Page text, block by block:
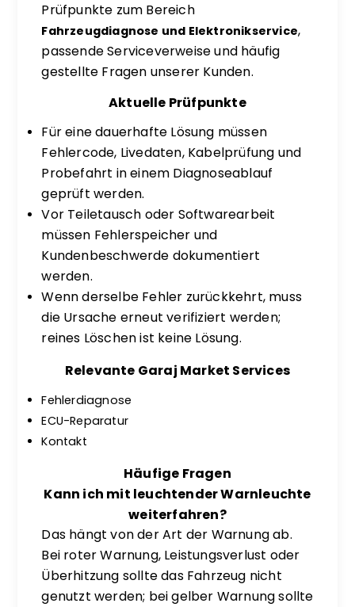
Prüfpunkte zum Bereich
Fahrzeugdiagnose und Elektronikservice,
passende Serviceverweise und häufig
gestellte Fragen unserer Kunden.
Aktuelle Prüfpunkte
Für eine dauerhafte Lösung müssen
Fehlercode, Livedaten, Kabelprüfung und
Probefahrt in einem Diagnoseablauf
geprüft werden.
Vor Teiletausch oder Softwarearbeit
müssen Fehlerspeicher und
Kundenbeschwerde dokumentiert
werden.
Wenn derselbe Fehler zurückkehrt, muss
die Ursache erneut verifiziert werden;
reines Löschen ist keine Lösung.
Relevante Garaj Market Services
Fehlerdiagnose
ECU-Reparatur
Kontakt
Häufige Fragen
Kann ich mit leuchtender Warnleuchte
weiterfahren?
Das hängt von der Art der Warnung ab.
Bei roter Warnung, Leistungsverlust oder
Überhitzung sollte das Fahrzeug nicht
genutzt werden; bei gelber Warnung sollte